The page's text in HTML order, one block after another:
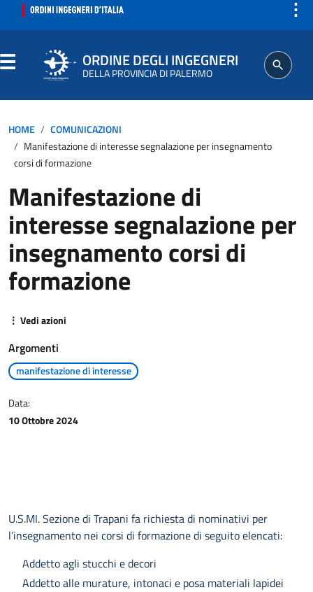
⋮
ORDINE DEGLI INGEGNERI
DELLA PROVINCIA DI PALERMO
SEGRETERIA
ISCRITTO
PROFESSIONE
AGGIORNAMENTI PROFESSIONALI
HOME
COMUNICAZIONI
Manifestazione di interesse segnalazione per insegnamento
corsi di formazione
Manifestazione di
interesse segnalazione per
insegnamento corsi di
formazione
⋮ Vedi azioni
Argomenti
manifestazione di interesse
Data:
10 Ottobre 2024
U.S.MI. Sezione di Trapani fa richiesta di nominativi per
l’insegnamento nei corsi di formazione di seguito elencati:
Addetto agli stucchi e decori
Addetto alle murature, intonaci e posa materiali lapidei